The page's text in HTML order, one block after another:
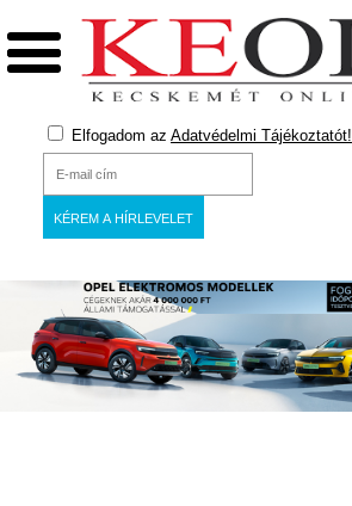
Elfogadom az Adatvédelmi Tájékoztatót!